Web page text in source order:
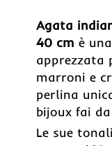
Agata
40 cm è
apprezzata
marroni e
perlina
bijoux fai
Le sue